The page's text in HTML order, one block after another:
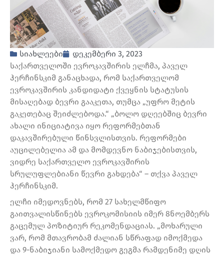
სიახლეები
დეკემბერი 3, 2023
საქართველოში ევროკავშირის ელჩმა, პაველ
ჰერჩინსკიმ განაცხადა, რომ საქართველომ
ევროკავშირის კანდიდატი ქვეყნის სტატუსის
მისაღებად ბევრი გააკეთა, თუმცა „უფრო მეტის
გაკეთებაც შეიძლებოდა.“ „ბოლო დღეებშიც ბევრი
ახალი ინიციატივა იყო რეფორმებთან
დაკავშირებული წინსვლისთვის. რეფორმები
აუცილებელია ამ და მომდევნო ნაბიჯებისთვის,
ვიდრე საქართველო ევროკავშირის
სრულუფლებიანი წევრი გახდება“ – თქვა პაველ
ჰერჩინსკიმ.
ელჩი იმედოვნებს, რომ 27 სახელმწიფო
გაითვალისწინებს ევროკომისიის იმერ 8ნოემბერს
გაცემულ პოზიტიურ რეკომენდაციას. „მოხარული
ვარ, რომ მთავრობამ ძალიან სწრაფად იმოქმედა
და 9-ნაბიჯიანი სამოქმედო გეგმა რამდენიმე დღის